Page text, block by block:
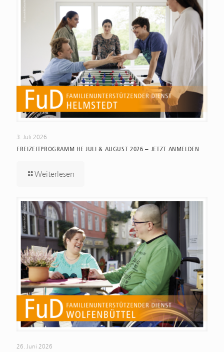
3. Juli 2026
FREIZEITPROGRAMM HE JULI & AUGUST 2026 – JETZT ANMELDEN
Weiterlesen
26. Juni 2026